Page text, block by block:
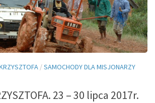
/SAMOCHODY DLA MISJONARZY
23 – 30 lipca 2017r.